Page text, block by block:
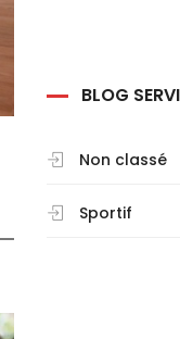
BLOG
Non classé
Sportif